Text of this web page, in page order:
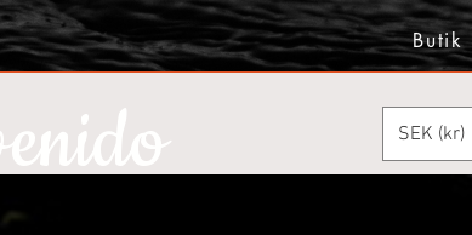
Butik
SEK (kr)